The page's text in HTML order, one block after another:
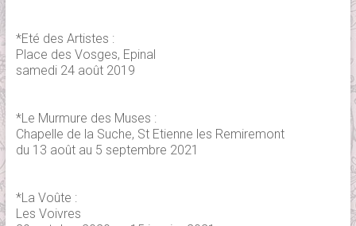
*Eté des Artistes :
Place des Vosges, Epinal
samedi 24 août 2019
*Le Murmure des Muses :
Chapelle de la Suche, St Etienne les Remiremont
du 13 août au 5 septembre 2021
*La Voûte :
Les Voivres